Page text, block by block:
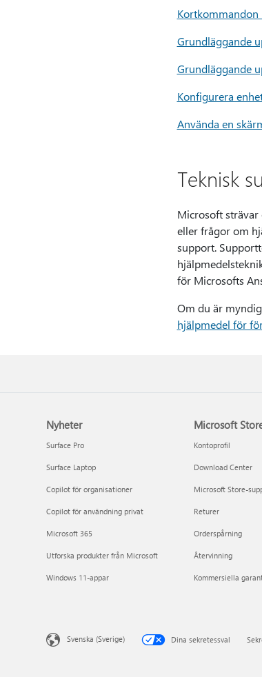
Kortkommandon
Grundläggande
Grundläggande
Konfigurera
Använda en
Teknisk
Microsoft
eller frågor om
support.
för Microsofts
Om du är
hjälpmedel för
Nyheter
Surface Pro
Surface Laptop
Copilot för organisationer
Copilot för användning privat
Microsoft 365
Utforska produkter från Microsoft
Windows 11-appar
Microsoft
Kontoprofil
Download Center
Microsoft Store-
Returer
Orderspårning
Återvinning
Kommersiella
Svenska (Sverige) Dina sekretessval